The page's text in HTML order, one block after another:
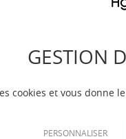
GESTION
cookies et vous donne
PERSONNALISER